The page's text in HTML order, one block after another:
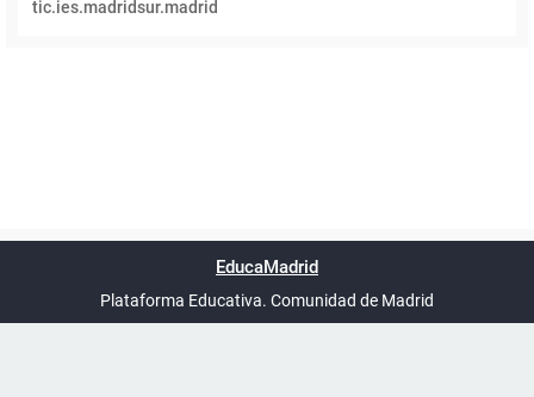
tic.ies.madridsur.madrid
UTC+02:00
phpBB España
EducaMadrid
Plataforma Educativa. Comunidad de Madrid